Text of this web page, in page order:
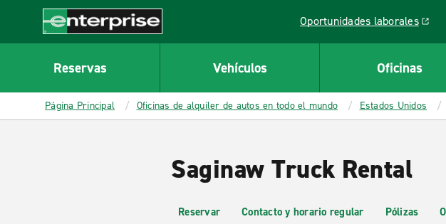
CONTENT
Enterprise
Oportunidades laborales
Link opens in a new window
Reservas Vehículos Oficinas
Página Principal Oficinas de alquiler de autos en todo el mundo Estados Unidos
Saginaw Truck Rental
Reservar Contacto y horario regular Pólizas